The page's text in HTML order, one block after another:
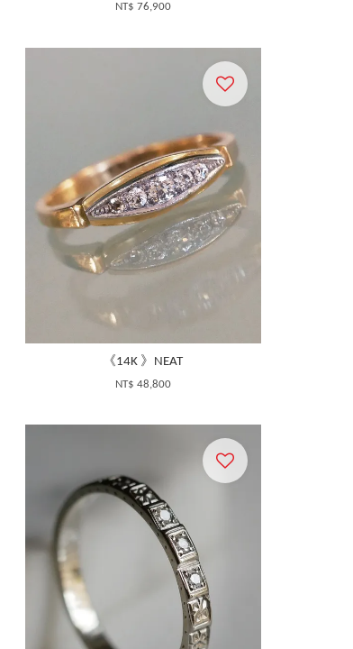
NT$ 76,900
《14K 》NEAT
NT$ 48,800